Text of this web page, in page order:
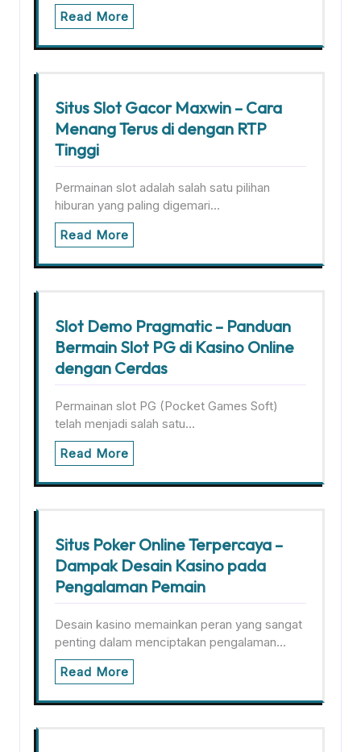
Read More
Situs Slot Gacor Maxwin – Cara
Menang Terus di dengan RTP
Tinggi
Permainan slot adalah salah satu pilihan
hiburan yang paling digemari…
Read More
Slot Demo Pragmatic – Panduan
Bermain Slot PG di Kasino Online
dengan Cerdas
Permainan slot PG (Pocket Games Soft)
telah menjadi salah satu…
Read More
Situs Poker Online Terpercaya –
Dampak Desain Kasino pada
Pengalaman Pemain
Desain kasino memainkan peran yang sangat
penting dalam menciptakan pengalaman…
Read More